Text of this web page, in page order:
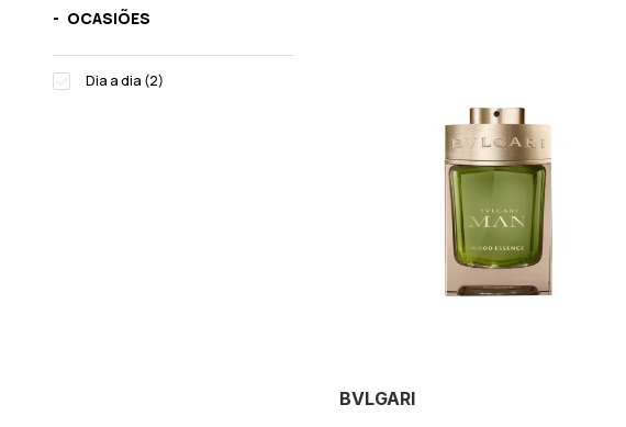
OCASIÕES
Dia a dia (2)
BVLGARI